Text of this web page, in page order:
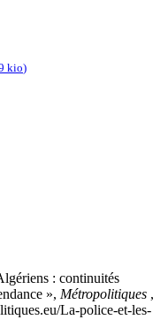
kio)
: continuités
», Métropolitiques ,
La-police-et-les-